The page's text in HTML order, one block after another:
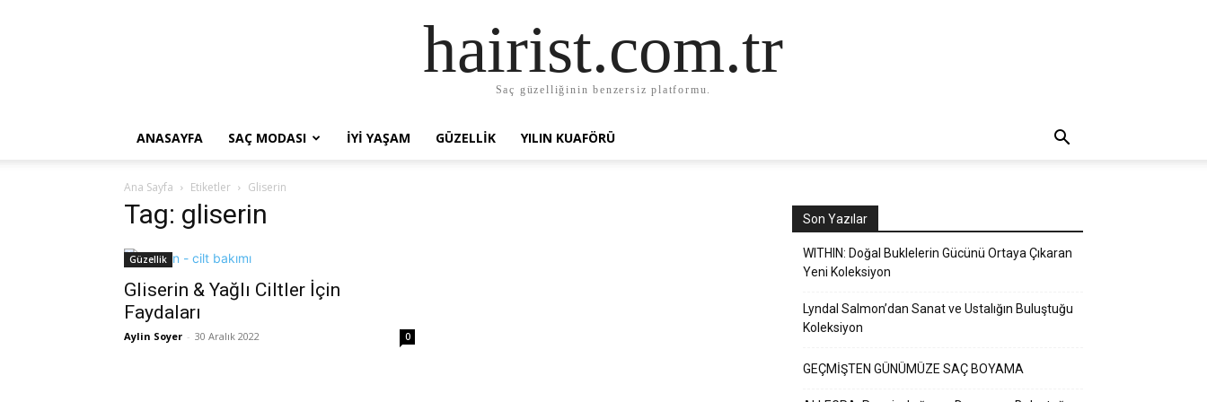
hairist.com.tr
Saç güzelliğinin benzersiz platformu.
ANASAYFA SAÇ MODASI İYI YAŞAM GÜZELLIK YILIN KUAFÖRÜ
Ana Sayfa Etiketler Gliserin
Tag: gliserin
Güzellik
Gliserin & Yağlı Ciltler İçin
Faydaları
Aylin Soyer - 30 Aralık 2022 0
Son Yazılar
WITHIN: Doğal Buklelerin Gücünü Ortaya Çıkaran
Yeni Koleksiyon
Lyndal Salmon’dan Sanat ve Ustalığın Buluştuğu
Koleksiyon
GEÇMİŞTEN GÜNÜMÜZE SAÇ BOYAMA